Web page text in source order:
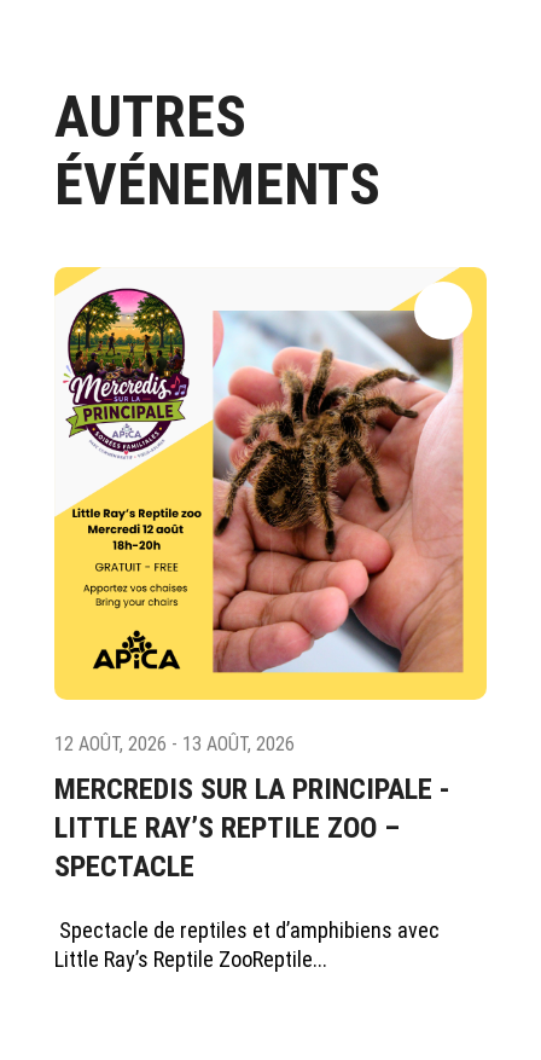
AUTRES
ÉVÉNEMENTS
12 AOÛT, 2026 - 13 AOÛT, 2026
MERCREDIS SUR LA PRINCIPALE -
LITTLE RAY’S REPTILE ZOO –
SPECTACLE
Spectacle de reptiles et d’amphibiens avec
Little Ray’s Reptile ZooReptile...